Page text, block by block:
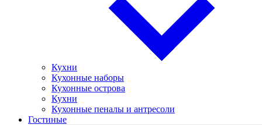
Кухни
Кухонные наборы
Кухонные острова
Кухни
Кухонные пеналы и антресоли
Гостиные